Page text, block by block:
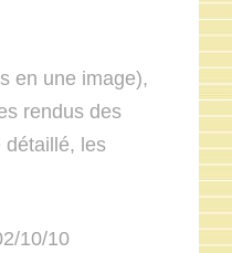
en une image),
rendus des
détaillé, les
10/10